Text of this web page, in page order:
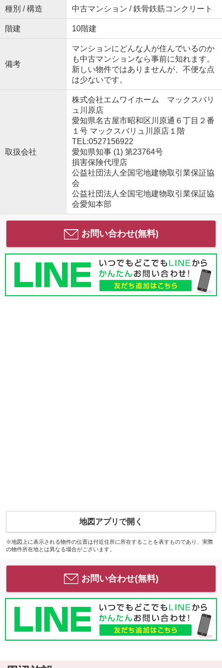
種別 / 構造 中古マンション / 鉄骨鉄筋コンクリート
階建 10階建
備考
マンションにどんな人が住んでいるのか
も中古マンションなら事前に知れます。
新しい物件ではありませんが、不便な点
は少ないです。
取扱会社
株式会社エムワイホーム マックスバリ
ュ川原店
愛知県名古屋市昭和区川原通６丁目２番
１号 マックスバリュ川原店１階
TEL:0527156922
愛知県知事 (1) 第23764号
損害保険代理店
公益社団法人全国宅地建物取引業保証協
会
公益社団法人全国宅地建物取引業保証協
会愛知本部
お問い合わせ(無料)
地図アプリで開く
※地図上に表示される物件の位置は付近住所に所在することを表すものであり、実際
の物件所在地とは異なる場合がございます。
お問い合わせ(無料)